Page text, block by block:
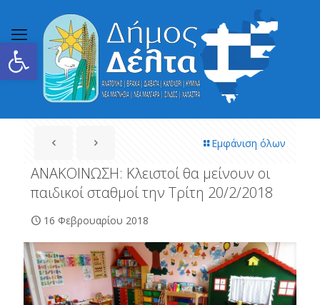
Ανοίξτε τη γραμμή εργαλείων
Εμφάνιση όλων
ΑΝΑΚΟΙΝΩΣΗ: Κλειστοί θα μείνουν οι
παιδικοί σταθμοί την Τρίτη 20/2/2018
16 Φεβρουαρίου 2018